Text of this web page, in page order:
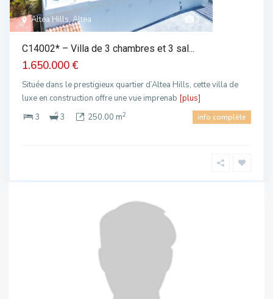
1
Altea Hills, Altea
C14002* – Villa de 3 chambres et 3 sal...
1.650.000 €
Située dans le prestigieux quartier d’Altea Hills, cette villa de
luxe en construction offre une vue imprenab [plus]
3
3 250.00 m2 info complète